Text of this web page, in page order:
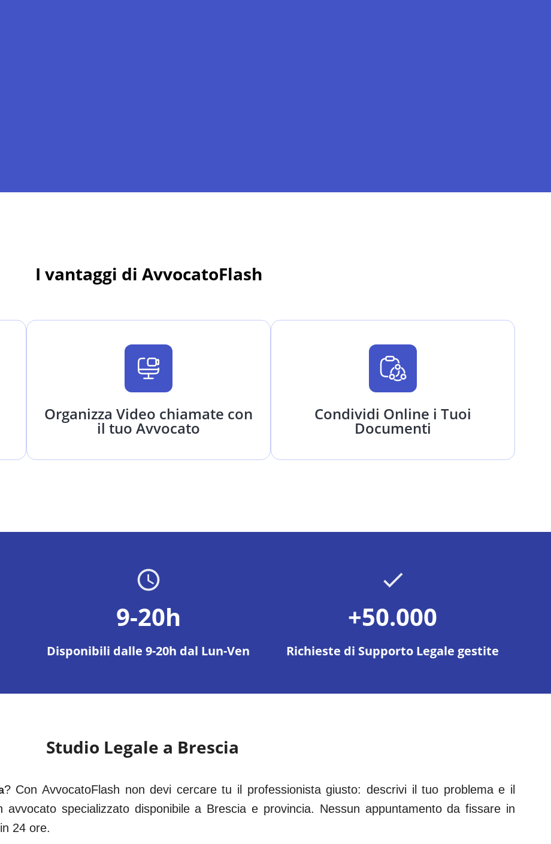
I vantaggi di AvvocatoFlash
Organizza Video chiamate con
il tuo Avvocato
Condividi Online i Tuoi
Documenti
9-20h
Disponibili dalle 9-20h dal Lun-Ven
+50.000
Richieste di Supporto Legale gestite
Studio Legale a Brescia
? Con AvvocatoFlash non devi cercare tu il professionista giusto: descrivi il tuo problema e il
specializzato disponibile a Brescia e provincia. Nessun appuntamento da fissare in
24 ore.